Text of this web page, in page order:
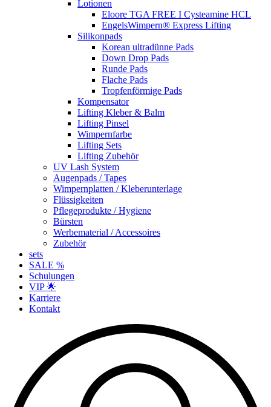
Lotionen
Eloore TGA FREE I Cysteamine HCL
EngelsWimpern® Express Lifting
Silikonpads
Korean ultradünne Pads
Down Drop Pads
Runde Pads
Flache Pads
Tropfenförmige Pads
Kompensator
Lifting Kleber & Balm
Lifting Pinsel
Wimpernfarbe
Lifting Sets
Lifting Zubehör
UV Lash System
Augenpads / Tapes
Wimpernplatten / Kleberunterlage
Flüssigkeiten
Pflegeprodukte / Hygiene
Bürsten
Werbematerial / Accessoires
Zubehör
sets
SALE %
Schulungen
VIP 🌟
Karriere
Kontakt